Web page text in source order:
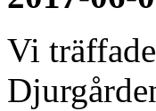
Vi